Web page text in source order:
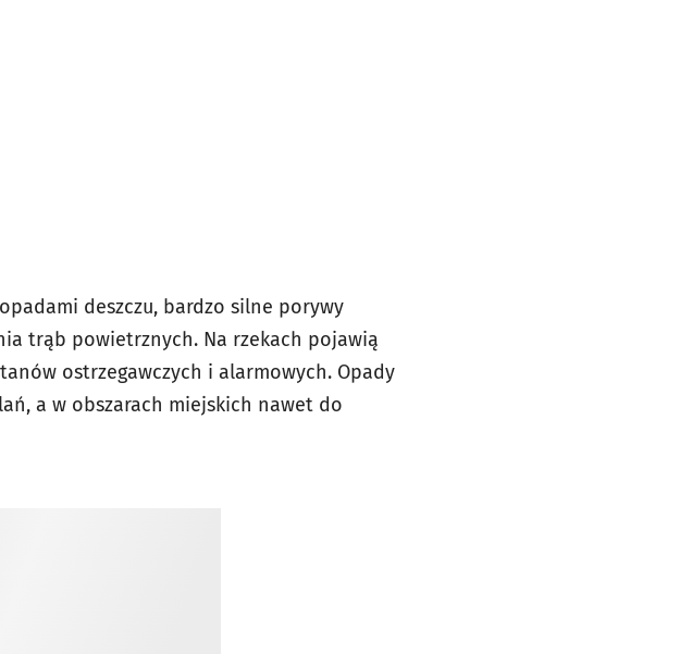
deszczu, bardzo silne porywy
trąb powietrznych. Na rzekach pojawią
ostrzegawczych i alarmowych. Opady
a w obszarach miejskich nawet do